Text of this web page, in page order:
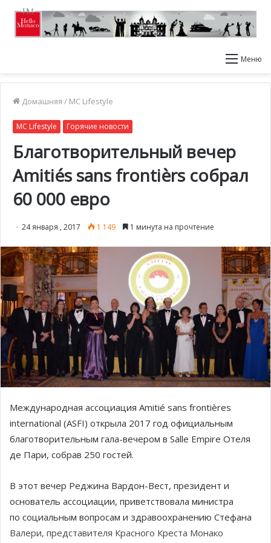
Меню
Домашняя / MC Lifestyle
MC Lifestyle Горячие новости
Благотворительный вечер
Amitiés sans frontièrs собрал
60 000 евро
24 января , 2017 1 149 1 минута на прочтение
Международная ассоциация Amitié sans frontières
international (ASFI) открыла 2017 год официальным
благотворительным гала-вечером в Salle Empire Отеля
де Пари, собрав 250 гостей.
В этот вечер Реджина Вардон-Вест, президент и
основатель ассоциации, приветствовала министра
по социальным вопросам и здравоохранению Стефана
Валери, представителя Красного Креста Монако